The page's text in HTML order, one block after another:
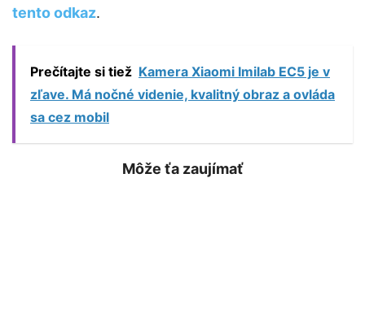
tento odkaz.
Prečítajte si tiež Kamera Xiaomi Imilab EC5 je v
zľave. Má nočné videnie, kvalitný obraz a ovláda
sa cez mobil
Môže ťa zaujímať